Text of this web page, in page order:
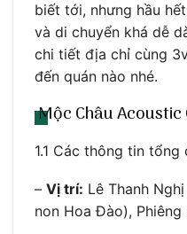
biết tới, nhưng hầu
và di chuyển khá dễ
chi tiết địa chỉ cùng
đến quán nào nhé.
Mộc Châu Acoustic
1.1 Các thông tin tổng
– Vị trí: Lê Thanh
non Hoa Đào), Phiêng